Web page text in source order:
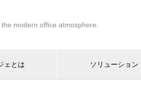
modern office atmosphere.
ェとは ソリューション